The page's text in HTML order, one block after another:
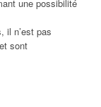
une possibilité
il n’est pas
sont